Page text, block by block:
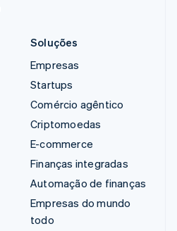
Soluções
Empresas
Startups
Comércio agêntico
Criptomoedas
E-commerce
Finanças integradas
Automação de finanças
Empresas do mundo
todo